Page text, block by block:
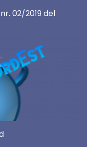
02/2019 del